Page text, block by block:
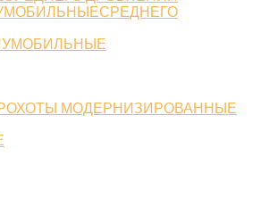
МОДЕРНИЗИРОВАННЫЕ